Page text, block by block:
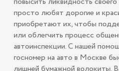
просто любят дорогие и
приобретают их, чтобы
или облегчить процесс
автоинспекции. С нашей
госномер на авто в Москве